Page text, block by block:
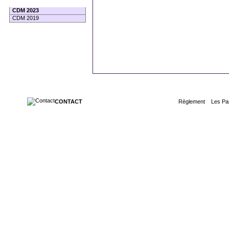
CDM 2023
CDM 2019
CONTACT Règlement Les